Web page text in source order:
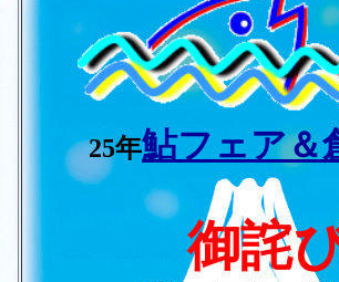
25年鮎フェア＆
御詫